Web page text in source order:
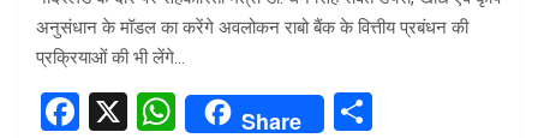
अनुसंधान के मॉडल का करेंगे अवलोकन राबो बैंक के वित्तीय प्रबंधन की
प्रक्रियाओं की भी लेंगे…
F
X
W
Share